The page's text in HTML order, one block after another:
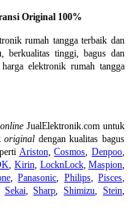
Original 100%
rumah tangga terbaik dan
berkualitas tinggi, bagus dan
elektronik rumah tangga
onlineJualElektronik.com untuk
original dengan kualitas bagus
Ariston,Cosmos ,Denpoo
Kirin, LocknLock,Maspion
,Panasonic Philips, Pisces
Sekai,Sharp ,Shimizu ,Stein